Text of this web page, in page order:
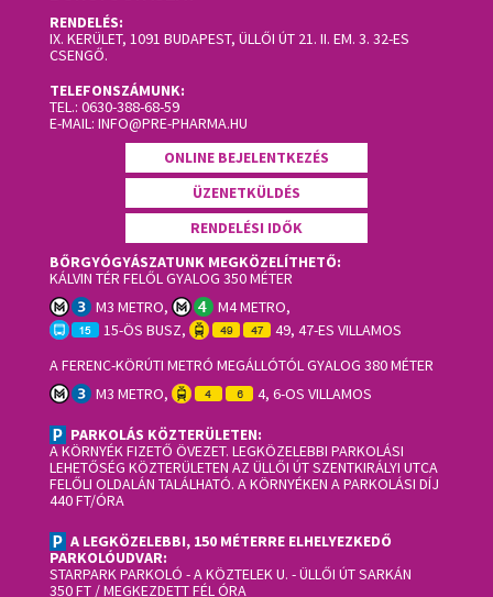
RENDELÉS:
IX. KERÜLET, 1091 BUDAPEST, ÜLLŐI ÚT 21. II. EM. 3. 32-ES
CSENGŐ.
TELEFONSZÁMUNK:
TEL.: 0630-388-68-59
E-MAIL: INFO@PRE-PHARMA.HU
ONLINE BEJELENTKEZÉS
ÜZENETKÜLDÉS
RENDELÉSI IDŐK
BŐRGYÓGYÁSZATUNK MEGKÖZELÍTHETŐ:
KÁLVIN TÉR FELŐL GYALOG 350 MÉTER
M3 METRO,
M4 METRO,
15-ÖS BUSZ,
49, 47-ES VILLAMOS
A FERENC-KÖRÚTI METRÓ MEGÁLLÓTÓL GYALOG 380 MÉTER
M3 METRO,
4, 6-OS VILLAMOS
PARKOLÁS KÖZTERÜLETEN:
A KÖRNYÉK FIZETŐ ÖVEZET. LEGKÖZELEBBI PARKOLÁSI
LEHETŐSÉG KÖZTERÜLETEN AZ ÜLLŐI ÚT SZENTKIRÁLYI UTCA
FELŐLI OLDALÁN TALÁLHATÓ. A KÖRNYÉKEN A PARKOLÁSI DÍJ
440 FT/ÓRA
A LEGKÖZELEBBI, 150 MÉTERRE ELHELYEZKEDŐ
PARKOLÓUDVAR:
STARPARK PARKOLÓ - A KÖZTELEK U. - ÜLLŐI ÚT SARKÁN
350 FT / MEGKEZDETT FÉL ÓRA